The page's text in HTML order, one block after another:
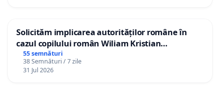
Solicităm implicarea autorităților române în
cazul copilului român Wiliam Kristian
Gheorghe, aflat în plasament în Danemarca de
12 ani
55 semnături
38 Semnături / 7 zile
31 Jul 2026